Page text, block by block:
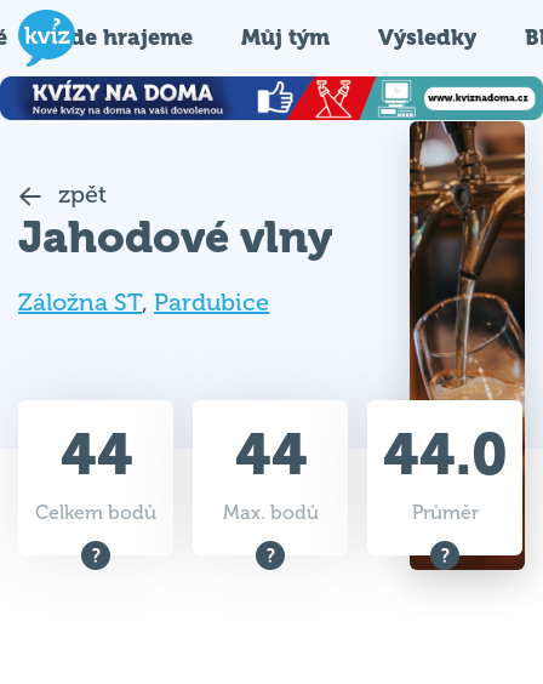
Kde hrajeme Můj tým Výsledky
zpět
Jahodové vlny
Záložna ST, Pardubice
44
Celkem bodů
44
Max. bodů
44.0
Průměr